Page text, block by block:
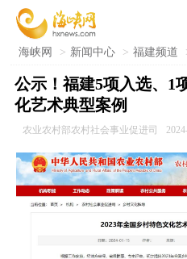
海峡网 > 新闻中心 > 福建频道
公示！福建5项入选、1
化艺术典型案例
农业农村部农村社会事业促进司